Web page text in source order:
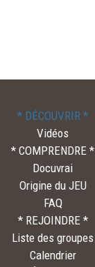
* DÉCOUVRIR *
Vidéos
* COMPRENDRE *
Docuvrai
Origine du JEU
FAQ
* REJOINDRE *
Liste des groupes
Calendrier